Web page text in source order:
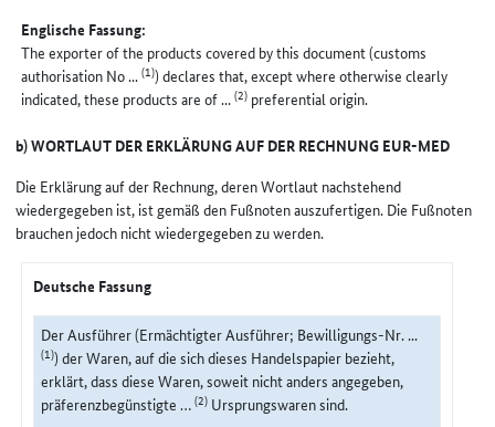
Englische Fassung:
The exporter of the products covered by this document (customs
authorisation No ...(1)) declares that, except where otherwise clearly
indicated, these products are of ...(2) preferential origin.
b) WORTLAUT DER ERKLÄRUNG AUF DER RECHNUNG EUR-MED
Die Erklärung auf der Rechnung, deren Wortlaut nachstehend
wiedergegeben ist, ist gemäß den Fußnoten auszufertigen. Die Fußnoten
brauchen jedoch nicht wiedergegeben zu werden.
Deutsche Fassung
Der Ausführer (Ermächtigter Ausführer; Bewilligungs-Nr. ...
(1)) der Waren, auf die sich dieses Handelspapier bezieht,
erklärt, dass diese Waren, soweit nicht anders angegeben,
präferenzbegünstigte …(2) Ursprungswaren sind.